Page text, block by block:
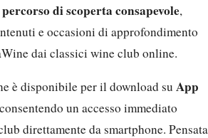
di scoperta consapevole,
e occasioni di approfondimento
dai classici wine club online.
è disponibile per il download su App
un accesso immediato
direttamente da smartphone. Pensata